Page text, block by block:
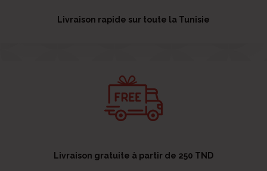
Livraison rapide sur toute la Tunisie
Livraison gratuite à partir de 250 TND